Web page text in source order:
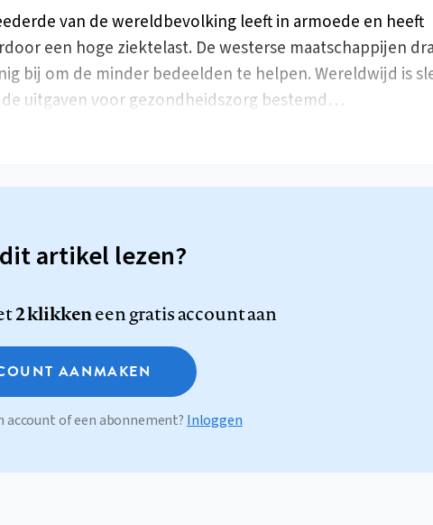
van de wereldbevolking leeft in armoede en heeft
een hoge ziektelast. De westerse maatschappijen
bij om de minder bedeelden te helpen. Wereldwijd is
uitgaven voor gezondheidszorg bestemd…
artikel lezen?
2 klikkeneen gratis account aan
AANMAKEN
account of een abonnement? Inloggen